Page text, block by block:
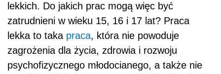
lekkich. Do jakich prac mogą więc być
zatrudnieni w wieku 15, 16 i 17 lat? Praca
lekka to taka praca, która nie powoduje
zagrożenia dla życia, zdrowia i rozwoju
psychofizycznego młodocianego, a także nie